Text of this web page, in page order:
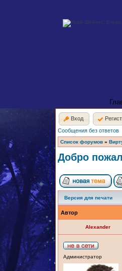
Вход
Сообщения без ответов
Список форумов »
Добро
Версия для печати
Автор
Alexander
Администратор